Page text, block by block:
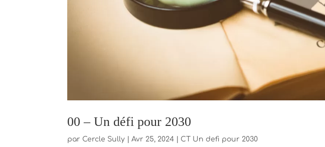
00 – Un défi pour 2030
par Cercle Sully |Avr 25, 2024 CT Un defi pour 2030